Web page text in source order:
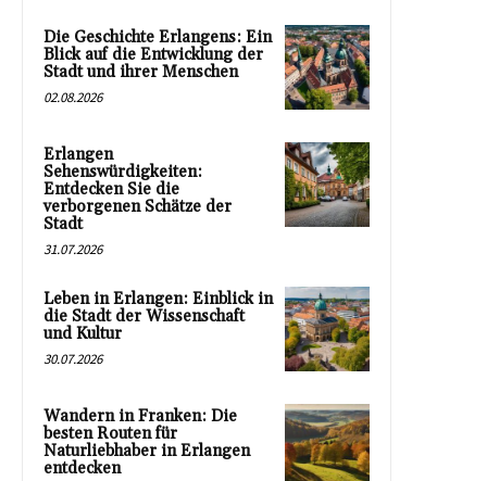
Die Geschichte Erlangens: Ein
Blick auf die Entwicklung der
Stadt und ihrer Menschen
02.08.2026
Erlangen
Sehenswürdigkeiten:
Entdecken Sie die
verborgenen Schätze der
Stadt
31.07.2026
Leben in Erlangen: Einblick in
die Stadt der Wissenschaft
und Kultur
30.07.2026
Wandern in Franken: Die
besten Routen für
Naturliebhaber in Erlangen
entdecken